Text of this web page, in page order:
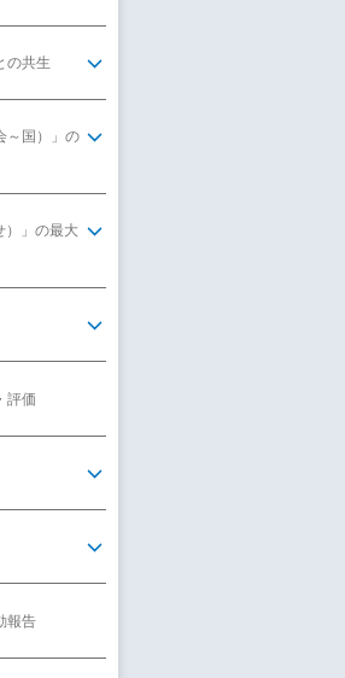
の共生
～国）」の
）」の最大
評価
報告